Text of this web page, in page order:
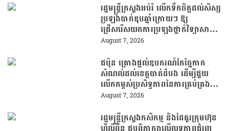
រដ្ឋមន្រ្តីក្រសួងអប់រំ លើកទឹកចិត្តដល់សិស្ស
ប្រឡងបាក់ឌុបឆ្នាំក្រោយៗ ឱ្យ
ជ្រើសរើសយកការប្រឡងថ្នាក់វិទ្យាសាស្ត្រ
ដើម្បីឆ្លើយតបទៅនឹងតម្រូវការធនធាន
August 7, 2026
ជប៉ុន គ្រោងផ្តល់ឧបករណ៍កែច្នៃកាក
សំណល់ដល់ខេត្តបាត់ដំបង ដើម្បីជួយ
លើកកម្ពស់ប្រសិទ្ធភាពនៃការគ្រប់គ្រង
សំណល់
August 7, 2026
រដ្ឋមន្រ្តីក្រសួងកសិកម្ម និងដៃគូរក្រុមហ៊ុន